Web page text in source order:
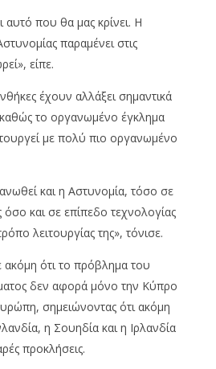
αυτό που θα μας κρίνει. Η
παραμένει στις
είπε.
έχουν αλλάξει σημαντικά
καθώς το οργανωμένο έγκλημα
με πολύ πιο οργανωμένο
και η Αστυνομία, τόσο σε
και σε επίπεδο τεχνολογίας
λειτουργίας της», τόνισε.
ότι το πρόβλημα του
δεν αφορά μόνο την Κύπρο
σημειώνοντας ότι ακόμη
η Σουηδία και η Ιρλανδία
προκλήσεις.